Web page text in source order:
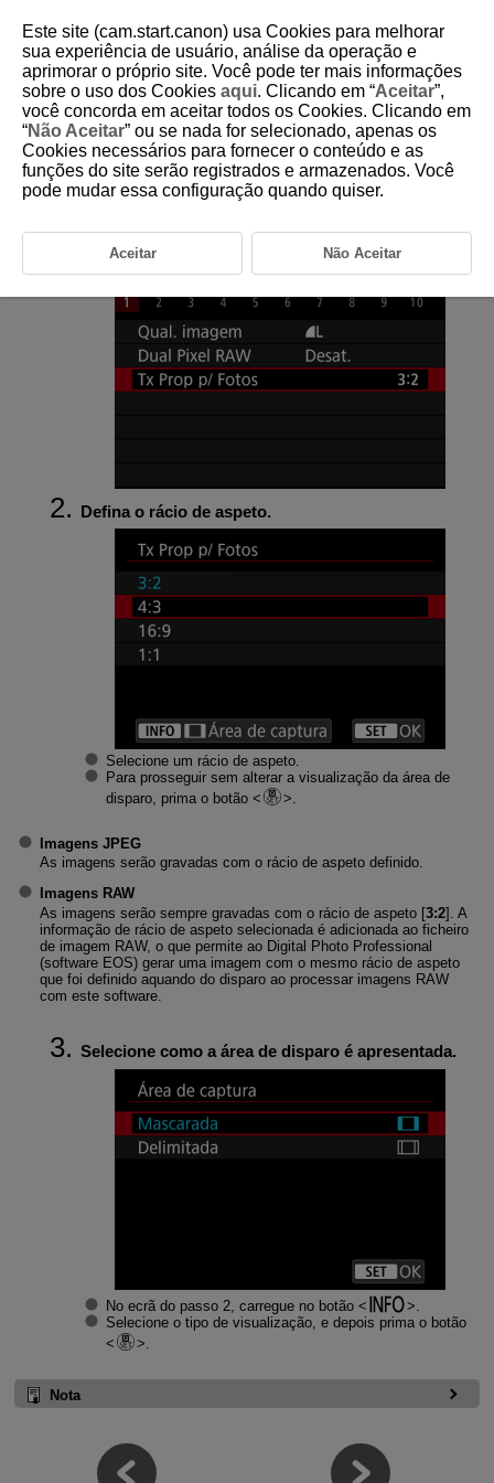
D185-060
Rácio de aspeto de fotografias
Pode alterar o rácio de aspeto da imagem.
Selecione [ Tx Prop p/ Fotos].
Defina o rácio de aspeto.
Selecione um rácio de aspeto.
Para prosseguir sem alterar a visualização da área de
disparo, prima o botão
.
Imagens JPEG
As imagens serão gravadas com o rácio de aspeto definido.
Imagens RAW
As imagens serão sempre gravadas com o rácio de aspeto [3:2]. A
informação de rácio de aspeto selecionada é adicionada ao ficheiro
de imagem RAW, o que permite ao Digital Photo Professional
(software EOS) gerar uma imagem com o mesmo rácio de aspeto
que foi definido aquando do disparo ao processar imagens RAW
com este software.
Selecione como a área de disparo é apresentada.
No ecrã do passo 2, carregue no botão
Selecione o tipo de visualização, e depois prima o botão
Nota
Este site (cam.start.canon) usa Cookies para melhorar
sua experiência de usuário, análise da operação e
aprimorar o próprio site. Você pode ter mais informações
sobre o uso dos Cookies aqui. Clicando em “Aceitar”,
você concorda em aceitar todos os Cookies. Clicando em
“Não Aceitar” ou se nada for selecionado, apenas os
Cookies necessários para fornecer o conteúdo e as
funções do site serão registrados e armazenados. Você
pode mudar essa configuração quando quiser.
Aceitar Não Aceitar